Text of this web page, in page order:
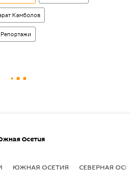
Камболов
Репортажи
Осетия
ЮЖНАЯ ОСЕТИЯ СЕВЕРНАЯ